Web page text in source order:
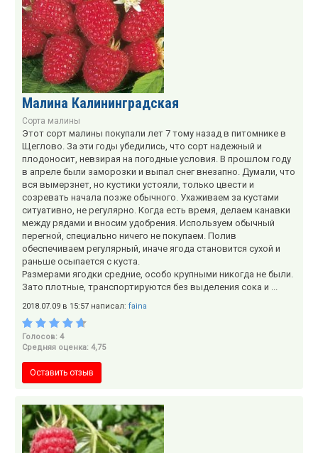
Малина Калининградская
Сорта малины
Этот сорт малины покупали лет 7 тому назад в питомнике в
Щеглово. За эти годы убедились, что сорт надежный и
плодоносит, невзирая на погодные условия. В прошлом году
в апреле были заморозки и выпал снег внезапно. Думали, что
вся вымерзнет, но кустики устояли, только цвести и
созревать начала позже обычного. Ухаживаем за кустами
ситуативно, не регулярно. Когда есть время, делаем канавки
между рядами и вносим удобрения. Используем обычный
перегной, специально ничего не покупаем. Полив
обеспечиваем регулярный, иначе ягода становится сухой и
раньше осыпается с куста.
Размерами ягодки средние, особо крупными никогда не были.
Зато плотные, транспортируются без выделения сока и ...
2018.07.09 в 15:57 написал: faina
Голосов: 4
Средняя оценка: 4,75
Оставить отзыв